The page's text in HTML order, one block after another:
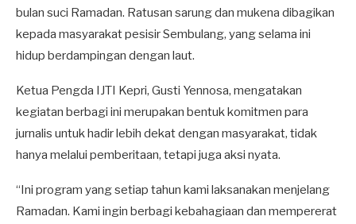
bulan suci Ramadan. Ratusan sarung dan mukena dibagikan
kepada masyarakat pesisir Sembulang, yang selama ini
hidup berdampingan dengan laut.
Ketua Pengda IJTI Kepri, Gusti Yennosa, mengatakan
kegiatan berbagi ini merupakan bentuk komitmen para
jurnalis untuk hadir lebih dekat dengan masyarakat, tidak
hanya melalui pemberitaan, tetapi juga aksi nyata.
“Ini program yang setiap tahun kami laksanakan menjelang
Ramadan. Kami ingin berbagi kebahagiaan dan mempererat